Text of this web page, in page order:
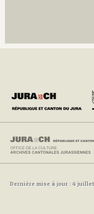
Dernière mise à jour : 4